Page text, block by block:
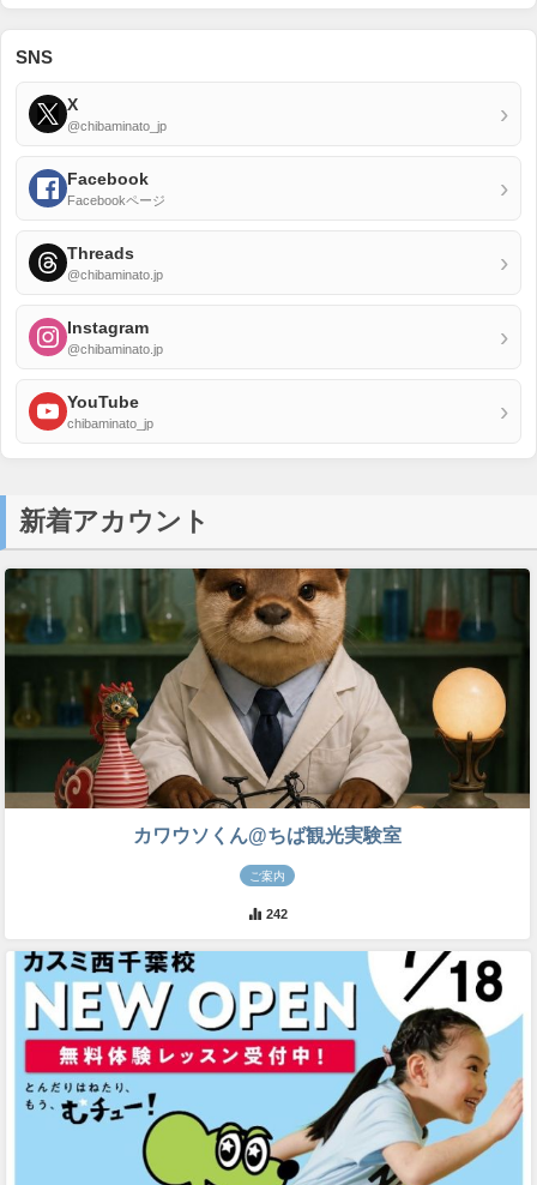
SNS
X
@chibaminato_jp ›
Facebook
Facebookページ ›
Threads
@chibaminato.jp ›
Instagram
@chibaminato.jp ›
YouTube
chibaminato_jp ›
新着アカウント
カワウソくん@ちば観光実験室
ご案内
242